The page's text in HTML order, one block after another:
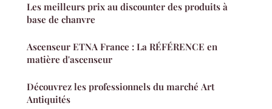
Les meilleurs prix au discounter des produits à
base de chanvre
Ascenseur ETNA France : La RÉFÉRENCE en
matière d'ascenseur
Découvrez les professionnels du marché Art
Antiquités